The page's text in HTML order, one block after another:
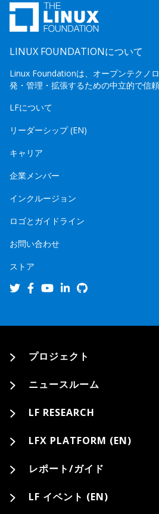
LINUX FOUNDATIONについて
Linux Foundationは、オープンテクノ
発・管理・拡張するための中立的で信
LFについて
リーダーシップ (EN)
キャリア
企業メンバー
インクルージョン
ロゴとガイドライン
お問い合わせ
ストア
プロジェクト
ニュースルーム
LF RESEARCH
LFX PLATFORM (EN)
レポート/ガイド
LF イベント (EN)